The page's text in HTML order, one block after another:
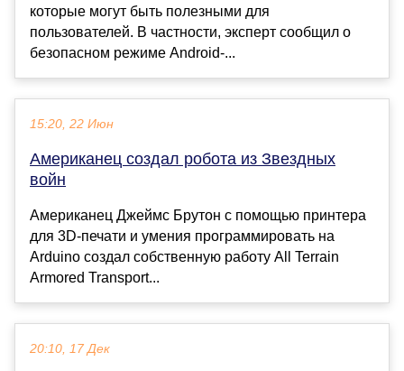
которые могут быть полезными для
пользователей. В частности, эксперт сообщил о
безопасном режиме Android-...
15:20, 22 Июн
Американец создал робота из Звездных
войн
Американец Джеймс Брутон с помощью принтера
для 3D-печати и умения программировать на
Arduino создал собственную работу All Terrain
Armored Transport...
20:10, 17 Дек